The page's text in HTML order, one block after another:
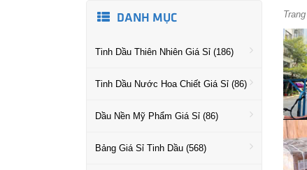
DANH MỤC
Tinh Dầu Thiên Nhiên Giá Sỉ (186)
Tinh Dầu Nước Hoa Chiết Giá Sỉ (86)
Dầu Nền Mỹ Phẩm Giá Sỉ (86)
Bảng Giá Sỉ Tinh Dầu (568)